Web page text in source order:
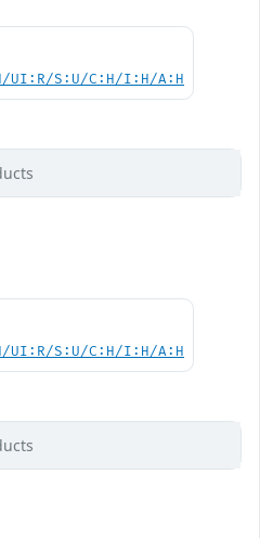
UI:R/S:U/C:H/I:H/A:H
UI:R/S:U/C:H/I:H/A:H